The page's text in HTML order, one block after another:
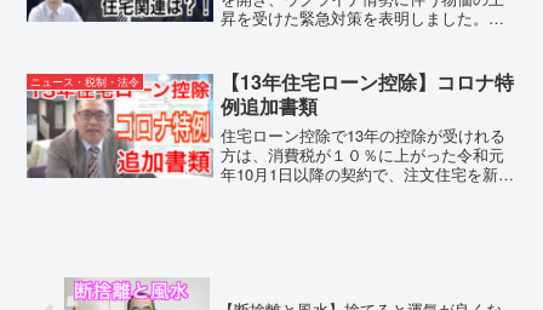
昇を受けた緊急対策を表明しました。大
安定供給対策中小企業への支援の４つの
対策でした。原材料の...
ニュース・税制・法令
【13年住宅ローン控除】コロナ特
例追加書類
住宅ローン控除で13年の控除が受けれる
方は、消費税が１０％に上がった令和元
年10月1日以降の契約で、注文住宅を新築